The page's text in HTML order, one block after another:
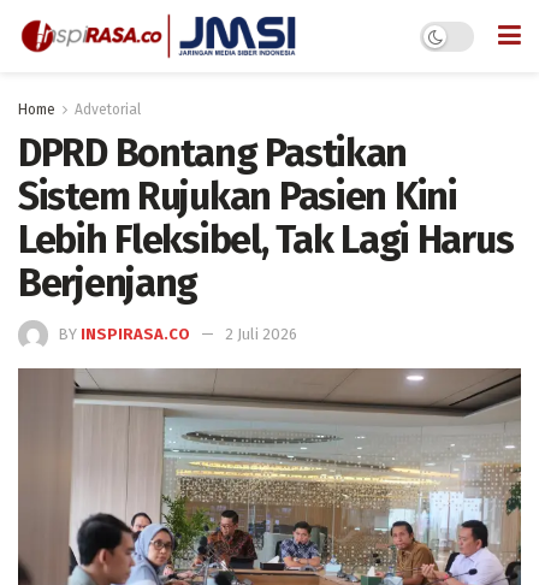
Home Advetorial
DPRD Bontang Pastikan
Sistem Rujukan Pasien Kini
Lebih Fleksibel, Tak Lagi Harus
Berjenjang
BY INSPIRASA.CO 2 Juli 2026